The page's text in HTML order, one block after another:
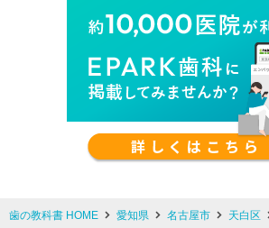
歯の教科書 HOME 愛知県 名古屋市 天白区